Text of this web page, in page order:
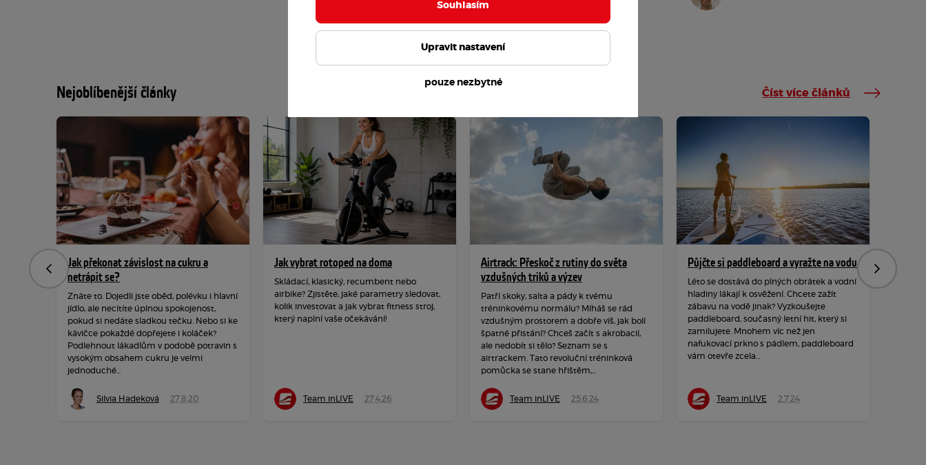
Nejoblíbenější články Číst více článků
Jak překonat závislost na cukru a
netrápit se?
Znáte to. Dojedli jste oběd, polévku i hlavní
jídlo, ale necítíte úplnou spokojenost,
pokud si nedáte sladkou tečku. Nebo si ke
kávičce pokaždé dopřejete i koláček?
Podlehnout lákadlům v podobě potravin s
vysokým obsahem cukru je velmi
jednoduché...
Silvia Hadeková 27.8.20
Jak vybrat rotoped na doma
Skládací, klasický, recumbent nebo
airbike? Zjistěte, jaké parametry sledovat,
kolik investovat a jak vybrat fitness stroj,
který naplní vaše očekávání!
Team inLIVE 27.4.26
Airtrack: Přeskoč z rutiny do světa
vzdušných triků a výzev
Patří skoky, salta a pády k tvému
tréninkovému normálu? Míháš se rád
vzdušným prostorem a dobře víš, jak bolí
špatné přistání? Chceš začít s akrobacií,
ale nedobít si tělo? Seznam se s
airtrackem. Tato revoluční tréninková
pomůcka se stane hřištěm,...
Team inLIVE 25.6.24
Půjčte si paddleboard a vyražte na vodu
Léto se dostává do plných obrátek a vodní
hladiny lákají k osvěžení. Chcete zažít
zábavu na vodě jinak? Vyzkoušejte
paddleboard, současný letní hit, který si
zamilujete. Mnohem víc než jen
nafukovací prkno s pádlem, paddleboard
vám otevře zcela...
Team inLIVE 2.7.24
Předchozí
Souhlasím
Upravit nastavení
pouze nezbytné